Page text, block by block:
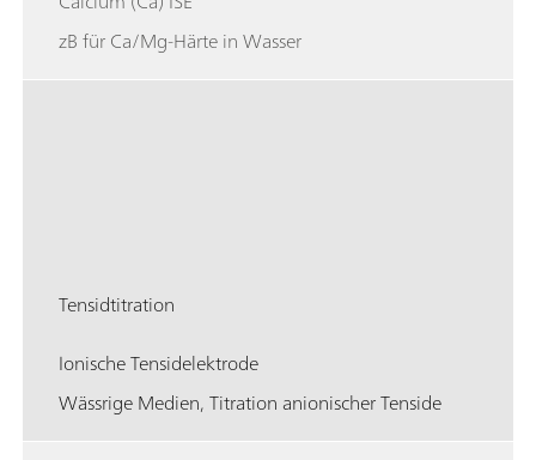
zB für Ca/Mg-Härte in Wasser
Tensidtitration
Ionische Tensidelektrode
Wässrige Medien, Titration anionischer Tenside